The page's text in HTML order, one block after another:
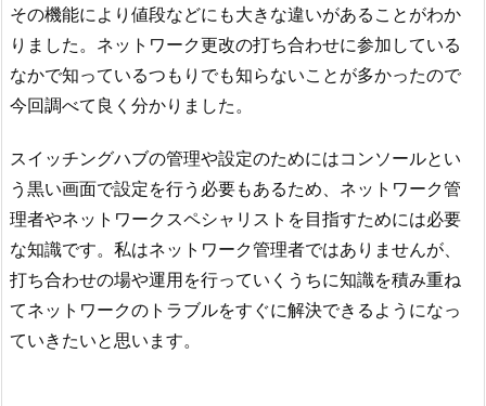
その機能により値段などにも大きな違いがあることがわか
りました。ネットワーク更改の打ち合わせに参加している
なかで知っているつもりでも知らないことが多かったので
今回調べて良く分かりました。
スイッチングハブの管理や設定のためにはコンソールとい
う黒い画面で設定を行う必要もあるため、ネットワーク管
理者やネットワークスペシャリストを目指すためには必要
な知識です。私はネットワーク管理者ではありませんが、
打ち合わせの場や運用を行っていくうちに知識を積み重ね
てネットワークのトラブルをすぐに解決できるようになっ
ていきたいと思います。